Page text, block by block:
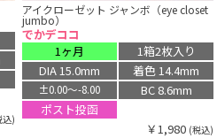
込)
アイクローゼット ジャンボ（eye closet
jumbo）
でかデココ
1ヶ月
1箱2枚入り
DIA 15.0mm
着色 14.4mm
±0.00〜-8.00
BC 8.6mm
ポスト投函
￥1,980 (税込)